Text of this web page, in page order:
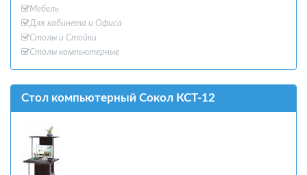
Мебель
Для кабинета и Офиcа
Столы и Стойки
Столы компьютерные
Стол компьютерный Сокол КСТ-12